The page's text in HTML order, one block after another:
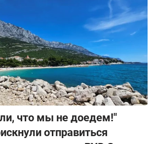
что мы не доедем!"
отправиться